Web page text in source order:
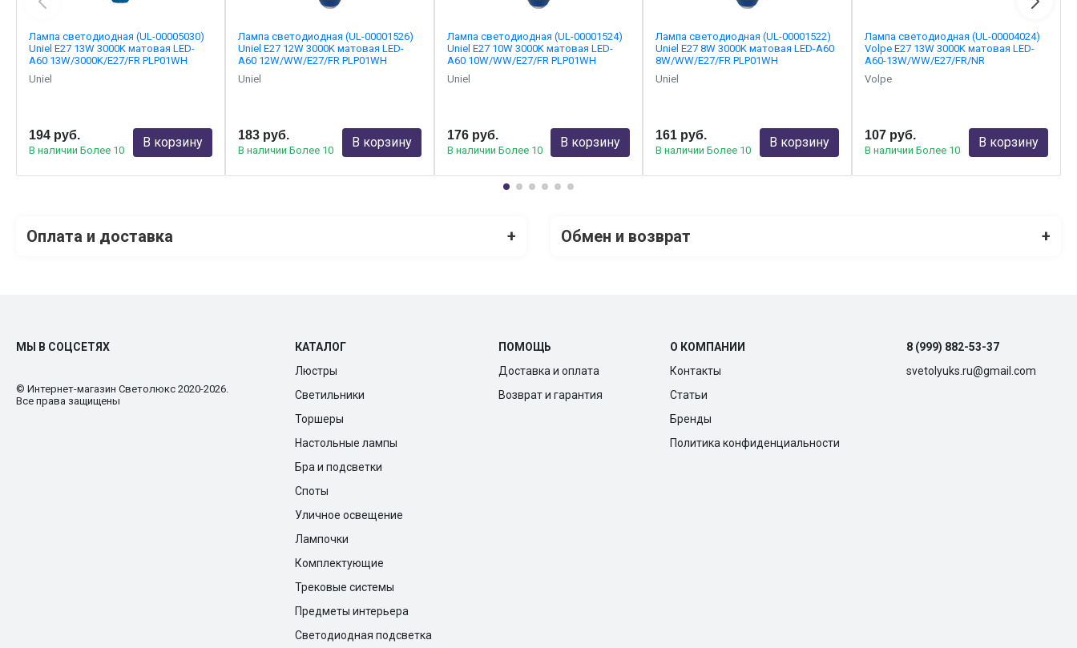
Лампа светодиодная (UL-00005030)
Uniel E27 13W 3000K матовая LED-
A60 13W/3000K/E27/FR PLP01WH
Uniel
194 руб.
В наличии Более 10
В корзину
Лампа светодиодная (UL-00001526)
Uniel E27 12W 3000K матовая LED-
A60 12W/WW/E27/FR PLP01WH
Uniel
183 руб.
В наличии Более 10
В корзину
Лампа светодиодная (UL-00001524)
Uniel E27 10W 3000K матовая LED-
A60 10W/WW/E27/FR PLP01WH
Uniel
176 руб.
В наличии Более 10
В корзину
Лампа светодиодная (UL-00001522)
Uniel E27 8W 3000K матовая LED-A60
8W/WW/E27/FR PLP01WH
Uniel
161 руб.
В наличии Более 10
В корзину
Лампа светодиодная (UL-00004024)
Volpe E27 13W 3000K матовая LED-
A60-13W/WW/E27/FR/NR
Volpe
107 руб.
В наличии Более 10
В корзину
Оплата и доставка + Обмен и возврат +
МЫ В СОЦСЕТЯХ
© Интернет-магазин Cветолюкс 2020-2026.
Все права защищены
КАТАЛОГ
Люстры
Светильники
Торшеры
Настольные лампы
Бра и подсветки
Споты
Уличное освещение
Лампочки
Комплектующие
Трековые системы
Предметы интерьера
Светодиодная подсветка
ПОМОЩЬ
Доставка и оплата
Возврат и гарантия
О КОМПАНИИ
Контакты
Статьи
Бренды
Политика конфиденциальности
8 (999) 882-53-37
svetolyuks.ru@gmail.com